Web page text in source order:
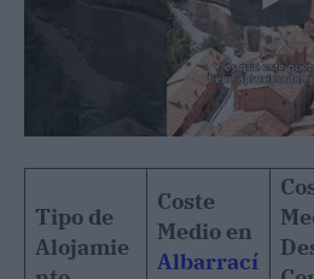
Tipo de
Alojamie
Coste
Medio en
Albarrací